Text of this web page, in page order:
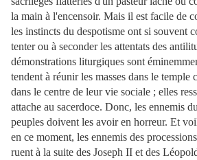
la main à l'encensoir. Mais il est facile de
les instincts du despotisme ont si souvent
tenter ou à seconder les attentats des
démonstrations liturgiques sont
tendent à réunir les masses dans le temple
dans le centre de leur vie sociale ; elles
attache au sacerdoce. Donc, les ennemis
peuples doivent les avoir en horreur. Et
en ce moment, les ennemis des
ruent à la suite des Joseph II et des